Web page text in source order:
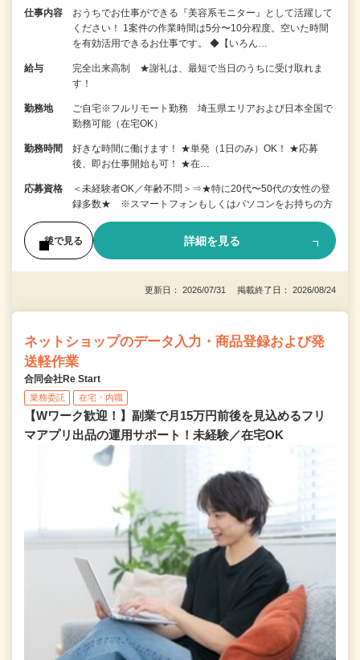
仕事内容
おうちでお仕事ができる『美容系モニター』として活躍して
ください！ 1案件の作業時間は5分〜10分程度。空いた時間
を有効活用できるお仕事です。 ◆【いろん…
給与
完全出来高制 ★謝礼は、最短で当日のうちに受け取れま
す！
勤務地
ご自宅※フルリモート勤務 埼玉県エリアおよび日本全国で
勤務可能（在宅OK）
勤務時間
好きな時間に働けます！ ★単発（1日のみ）OK！ ★応募
後、即お仕事開始も可！ ★在…
応募資格
＜未経験者OK／年齢不問＞⇒★特に20代〜50代の女性の登
録多数★ ※スマートフォンもしくはパソコンをお持ちの方
後で見る 詳細を見る
更新日： 2026/07/31 掲載終了日： 2026/08/24
ネットショップのデータ入力・商品登録および発
送軽作業
合同会社Re Start
業務委託 在宅・内職
【Wワーク歓迎！】副業で月15万円前後を見込めるフリ
マアプリ出品の運用サポート！未経験／在宅OK